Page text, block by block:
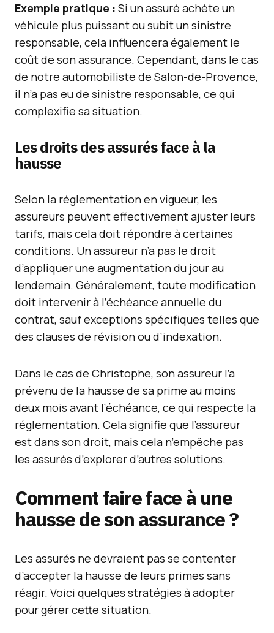
Exemple pratique : Si un assuré achète un
véhicule plus puissant ou subit un sinistre
responsable, cela influencera également le
coût de son assurance. Cependant, dans le cas
de notre automobiliste de Salon-de-Provence,
il n’a pas eu de sinistre responsable, ce qui
complexifie sa situation.
Les droits des assurés face à la
hausse
Selon la réglementation en vigueur, les
assureurs peuvent effectivement ajuster leurs
tarifs, mais cela doit répondre à certaines
conditions. Un assureur n’a pas le droit
d’appliquer une augmentation du jour au
lendemain. Généralement, toute modification
doit intervenir à l’échéance annuelle du
contrat, sauf exceptions spécifiques telles que
des clauses de révision ou d’indexation.
Dans le cas de Christophe, son assureur l’a
prévenu de la hausse de sa prime au moins
deux mois avant l’échéance, ce qui respecte la
réglementation. Cela signifie que l’assureur
est dans son droit, mais cela n’empêche pas
les assurés d’explorer d’autres solutions.
Comment faire face à une
hausse de son assurance ?
Les assurés ne devraient pas se contenter
d’accepter la hausse de leurs primes sans
réagir. Voici quelques stratégies à adopter
pour gérer cette situation.